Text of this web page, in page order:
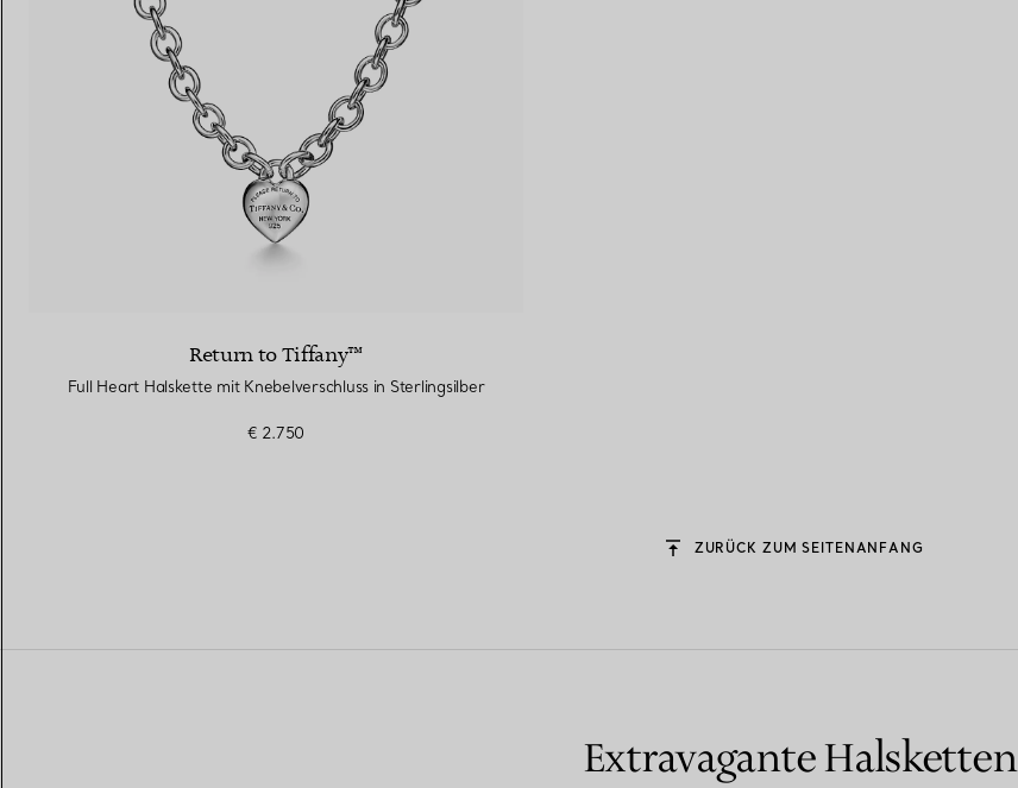
Return to Tiffany™
Full Heart Halskette mit Knebelverschluss in Sterlingsilber
€ 2.750
ZURÜCK ZUM SEITENANFANG
Extravagante Halsketten